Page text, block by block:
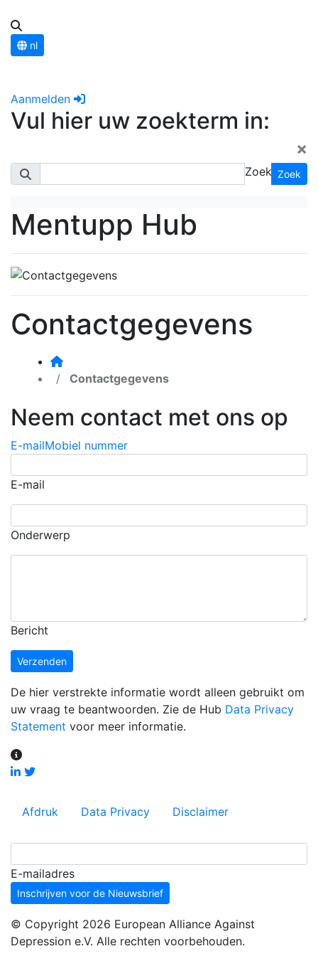
nl
Aanmelden
Vul hier uw zoekterm in:
×
Zoek Zoek
Mentupp Hub
Contactgegevens
Contactgegevens
Neem contact met ons op
E-mailMobiel nummer
E-mail
Onderwerp
Bericht
Verzenden
De hier verstrekte informatie wordt alleen gebruikt om
uw vraag te beantwoorden. Zie de Hub Data Privacy
Statement voor meer informatie.
Afdruk Data Privacy Disclaimer
E-mailadres
Inschrijven voor de Nieuwsbrief
© Copyright 2026 European Alliance Against
Depression e.V. Alle rechten voorbehouden.